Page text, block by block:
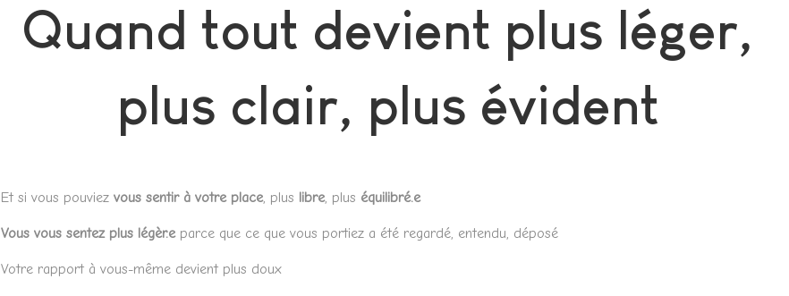
Quand tout devient plus léger,
plus clair, plus évident
Et si vous pouviezvous sentir à votre place, plus libre, plus équilibré.e
Vous vous sentez plus légèr.eparce que ce que vous portiez a été regardé, entendu, déposé
Votre rapport à vous-même devient plus doux